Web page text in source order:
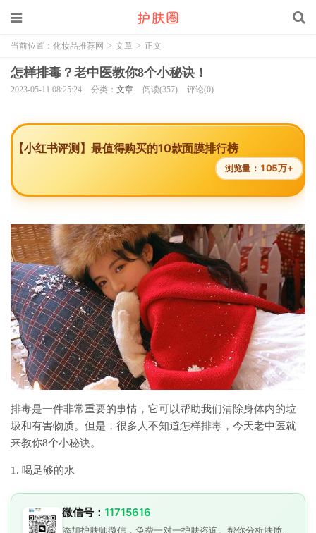
当前位置： 化妆品推荐网 > 文章 > 正文
怎样排毒？老中医教你8个小秘诀！
2023-05-11 08:25:24 分类： 文章 阅读(357) 评论(0)
【小红书评测】最值得购买的10款面膜排行榜
浏览量： 105万+
排毒是一件非常重要的事情，它可以帮助我们清除身体内的垃
圾和有害物质。但是，很多人不知道怎样排毒，今天老中医就
来教你8个小秘诀。
1. 喝足够的水
微信号： 11715616
添加护肤师微信，免费一对一护肤咨询。帮你分析肤质、